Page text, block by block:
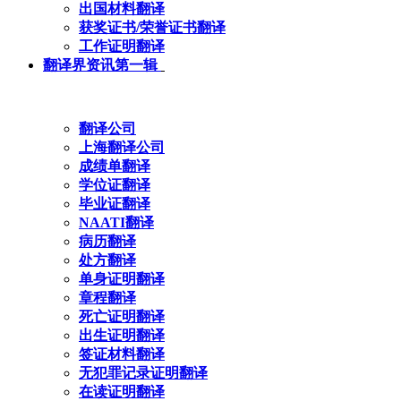
出国材料翻译
获奖证书/荣誉证书翻译
工作证明翻译
翻译界资讯第一辑
翻译公司
上海翻译公司
成绩单翻译
学位证翻译
毕业证翻译
NAATI翻译
病历翻译
处方翻译
单身证明翻译
章程翻译
死亡证明翻译
出生证明翻译
签证材料翻译
无犯罪记录证明翻译
在读证明翻译